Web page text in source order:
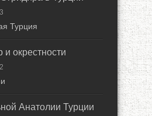
Турция
и окрестности
Анатолии Турции